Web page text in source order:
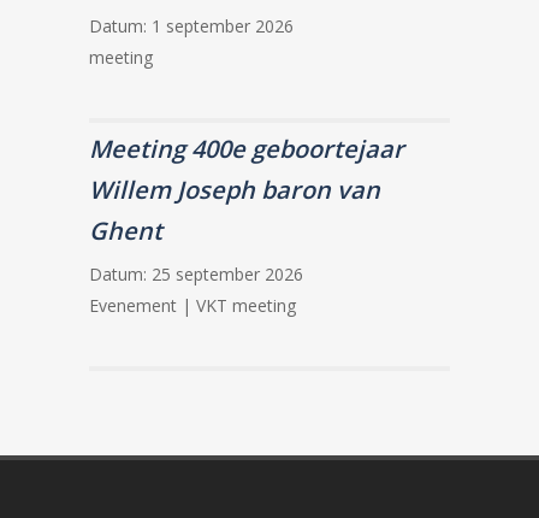
Datum: 1 september 2026
meeting
Meeting 400e geboortejaar
Willem Joseph baron van
Ghent
Datum: 25 september 2026
Evenement | VKT meeting